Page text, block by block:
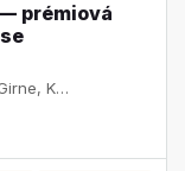
prémiová
Çatalköy, Çatalköy-Esentepe Belediyesi, Girne, Kuzey Kıbrıs, Κύπρος - Kıbrıs